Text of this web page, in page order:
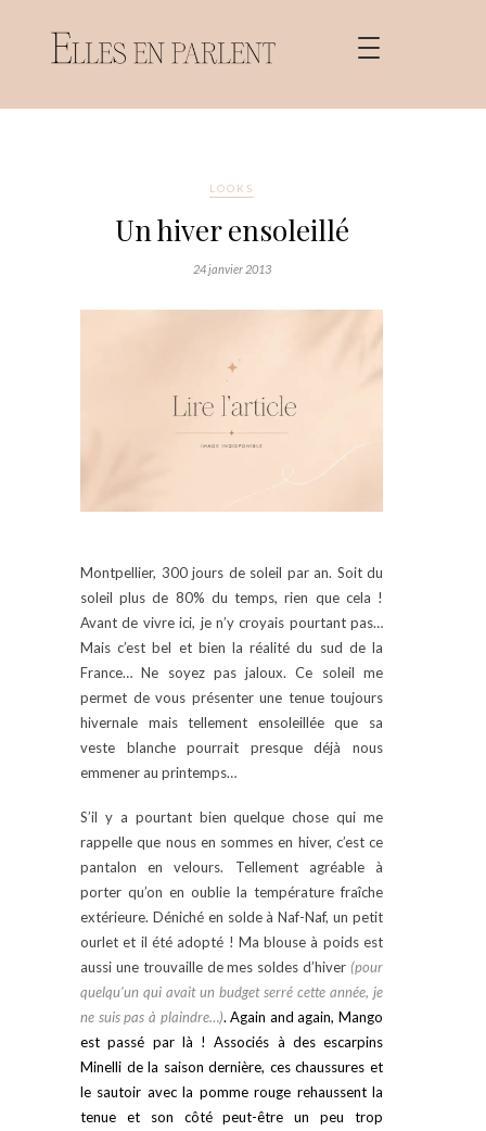
LOOKS
Un hiver ensoleillé
24 janvier 2013
Montpellier, 300 jours de soleil par an. Soit du
soleil plus de 80% du temps, rien que cela !
Avant de vivre ici, je n’y croyais pourtant pas…
Mais c’est bel et bien la réalité du sud de la
France… Ne soyez pas jaloux. Ce soleil me
permet de vous présenter une tenue toujours
hivernale mais tellement ensoleillée que sa
veste blanche pourrait presque déjà nous
emmener au printemps…
S’il y a pourtant bien quelque chose qui me
rappelle que nous en sommes en hiver, c’est ce
pantalon en velours. Tellement agréable à
porter qu’on en oublie la température fraîche
extérieure. Déniché en solde à Naf-Naf, un petit
ourlet et il été adopté ! Ma blouse à poids est
aussi une trouvaille de mes soldes d’hiver (pour
quelqu’un qui avait un budget serré cette année, je
ne suis pas à plaindre…). Again and again, Mango
est passé par là ! Associés à des escarpins
Minelli de la saison dernière, ces chaussures et
le sautoir avec la pomme rouge rehaussent la
tenue et son côté peut-être un peu trop